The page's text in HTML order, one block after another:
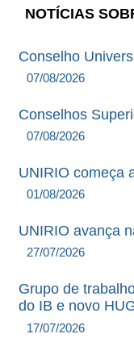
NOTÍCIAS
Conselho
07/08/2026
Conselhos
07/08/2026
UNIRIO começa
01/08/2026
UNIRIO avança
27/07/2026
Grupo de
do IB e novo
17/07/2026